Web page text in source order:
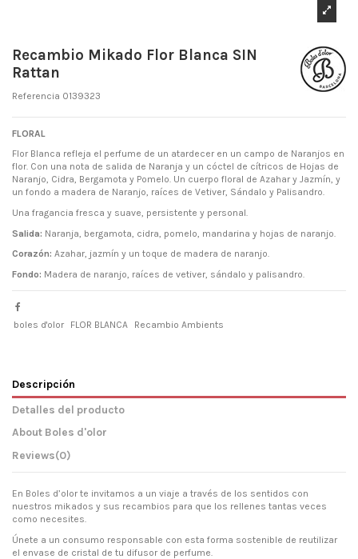
Recambio Mikado Flor Blanca SIN
Rattan
Referencia 0139323
FLORAL
Flor Blanca refleja el perfume de un atardecer en un campo de Naranjos en
flor. Con una nota de salida de Naranja y un cóctel de cítricos de Hojas de
Naranjo, Cidra, Bergamota y Pomelo. Un cuerpo floral de Azahar y Jazmín, y
un fondo a madera de Naranjo, raíces de Vetiver, Sándalo y Palisandro.
Una fragancia fresca y suave, persistente y personal.
Salida: Naranja, bergamota, cidra, pomelo, mandarina y hojas de naranjo.
Corazón: Azahar, jazmín y un toque de madera de naranjo.
Fondo: Madera de naranjo, raíces de vetiver, sándalo y palisandro.
boles d'olor FLOR BLANCA Recambio Ambients
Descripción
Detalles del producto
About Boles d'olor
Reviews(0)
En Boles d’olor te invitamos a un viaje a través de los sentidos con
nuestros mikados y sus recambios para que los rellenes tantas veces
como necesites.
Únete a un consumo responsable con esta forma sostenible de reutilizar
el envase de cristal de tu difusor de perfume.